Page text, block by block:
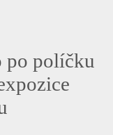
po políčku